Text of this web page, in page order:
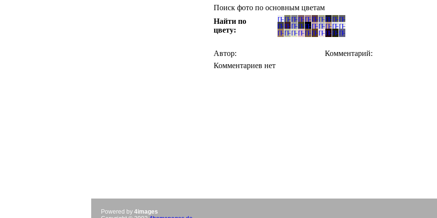
Поиск фото по основным цветам
Найти по
цвету:
Автор:
Комментарий:
Комментариев нет
Powered by 4images